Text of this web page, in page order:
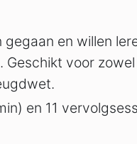
en willen
voor
en 11